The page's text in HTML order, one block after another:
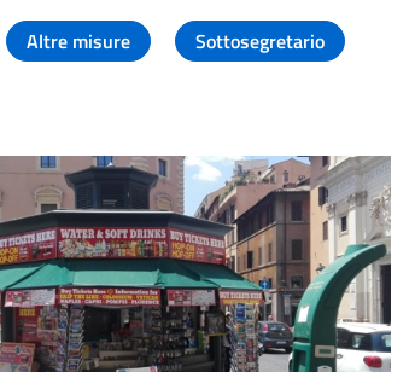
Altre misure
Sottosegretario